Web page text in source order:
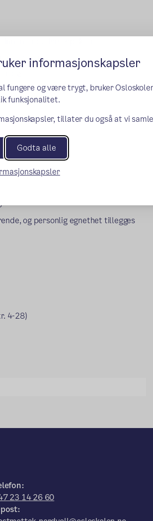
informasjonskapsler
fungere og være trygt, bruker
funksjonalitet.
tillater du også at vi
Godta alle
autismespekteret
atferd
og personlig egnethet tillegges
4-28)
23 14 26 60